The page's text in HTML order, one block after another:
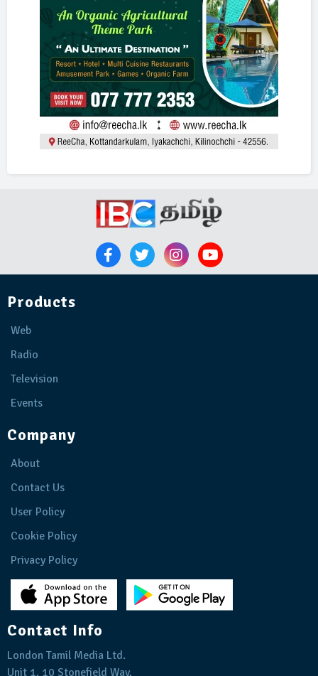
Products
Web
Radio
Television
Events
Company
About
Contact Us
User Policy
Cookie Policy
Privacy Policy
Contact Info
London Tamil Media Ltd.
Unit 1, 10 Stonefield Way,